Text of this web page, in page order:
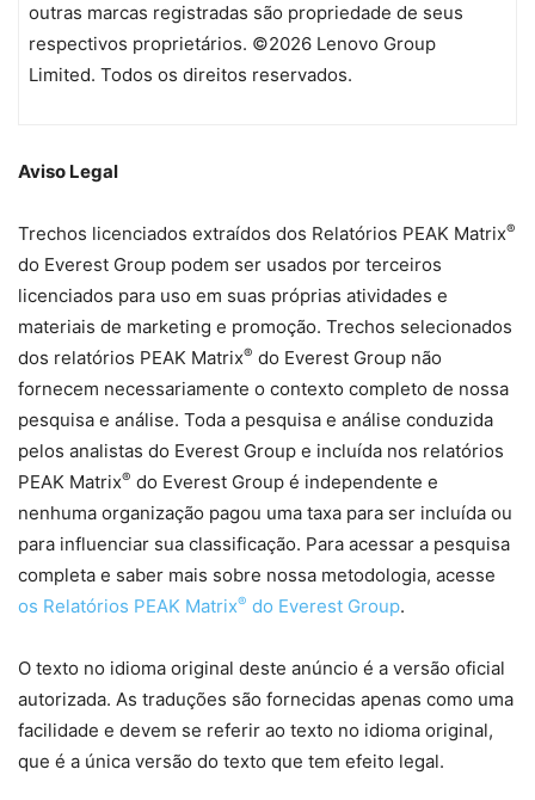
outras marcas registradas são propriedade de seus
respectivos proprietários. ©2026 Lenovo Group
Limited. Todos os direitos reservados.
Aviso Legal
Trechos licenciados extraídos dos Relatórios PEAK Matrix®
do Everest Group podem ser usados ​​por terceiros
licenciados para uso em suas próprias atividades e
materiais de marketing e promoção. Trechos selecionados
dos relatórios PEAK Matrix® do Everest Group não
fornecem necessariamente o contexto completo de nossa
pesquisa e análise. Toda a pesquisa e análise conduzida
pelos analistas do Everest Group e incluída nos relatórios
PEAK Matrix® do Everest Group é independente e
nenhuma organização pagou uma taxa para ser incluída ou
para influenciar sua classificação. Para acessar a pesquisa
completa e saber mais sobre nossa metodologia, acesse
os Relatórios PEAK Matrix® do Everest Group.
O texto no idioma original deste anúncio é a versão oficial
autorizada. As traduções são fornecidas apenas como uma
facilidade e devem se referir ao texto no idioma original,
que é a única versão do texto que tem efeito legal.